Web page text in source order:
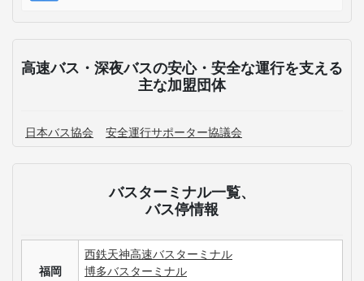
高速バス・深夜バスの安心・安全な運行を支える
主な加盟団体
日本バス協会 安全運行サポーター協議会
バスターミナル一覧、
バス停情報
福岡
西鉄天神高速バスターミナル
博多バスターミナル